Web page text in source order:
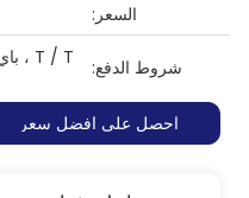
السعر:
شروط الدفع:
احصل على افضل سعر